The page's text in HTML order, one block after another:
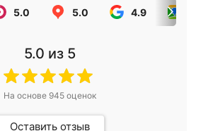
5.0 5.0 4.9
5.0 из 5
На основе 945оценок
Оставить отзыв